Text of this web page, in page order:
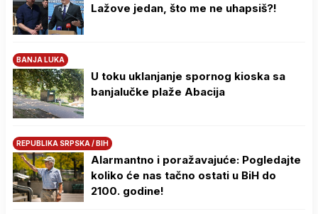
Lažove jedan, što me ne uhapsiš?!
BANJA LUKA
U toku uklanjanje spornog kioska sa
banjalučke plaže Abacija
REPUBLIKA SRPSKA / BIH
Alarmantno i poražavajuće: Pogledajte
koliko će nas tačno ostati u BiH do
2100. godine!